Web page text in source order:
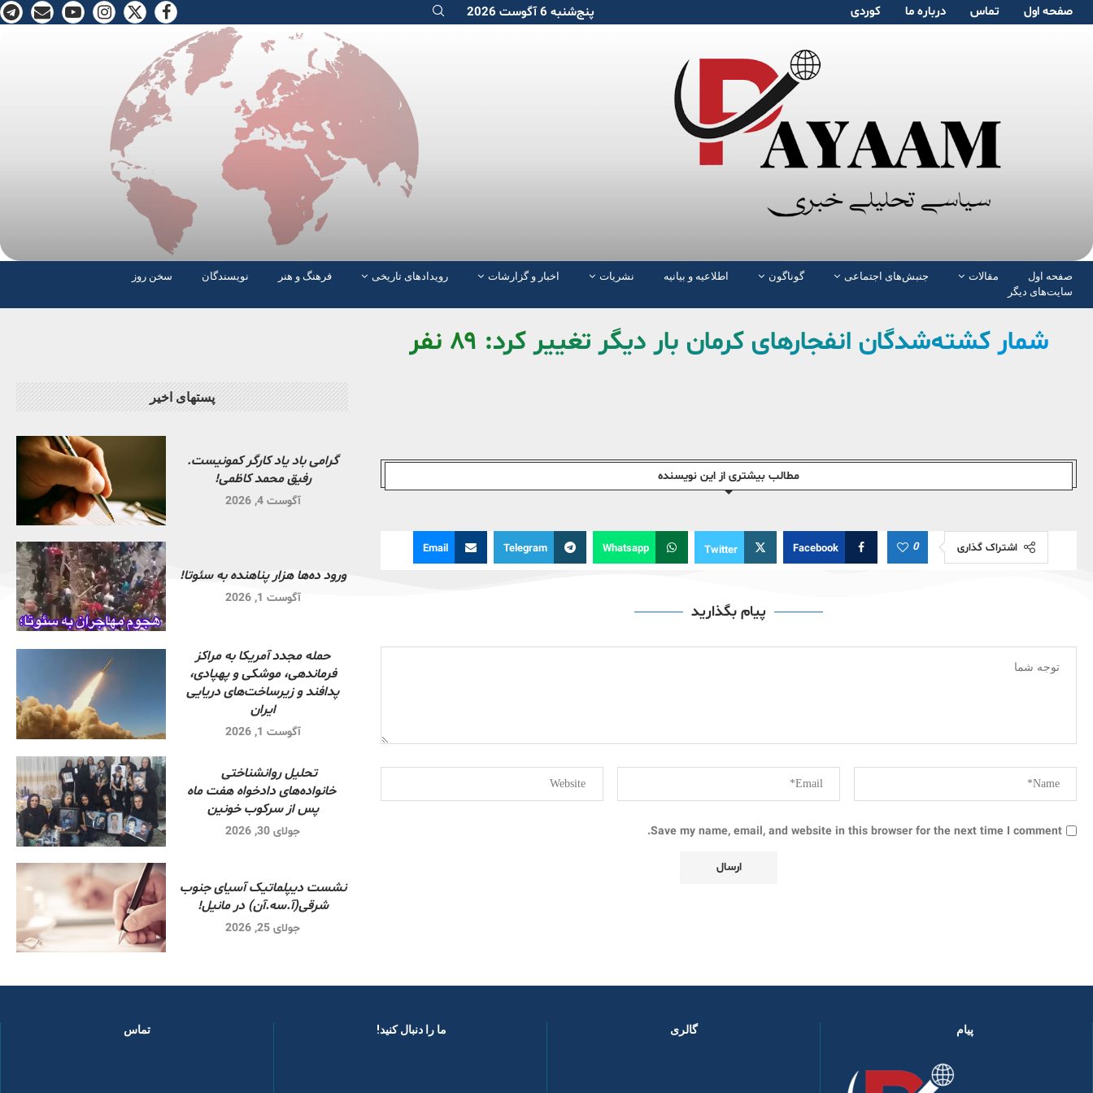
صفحە اول تماس دربارە ما کوردی پنج‌شنبه 6 آگوست 2026
صفحە اول مقالات جنبش‌های اجتماعی گوناگون اطلاعیه و بیانیه نشریات اخبار و گزارشات رویدادهای تاریخی فرهنگ و هنر نویسندگان
سخن روز
سایت‌های دیگر
شمار کشته‌شدگان انفجارهای کرمان بار دیگر تغییر کرد: ۸۹ نفر
مطالب بیشتری از این نویسندە
اشتراک گذاری 0
Facebook
Twitter
Whatsapp
Telegram
Email
پیام بگذارید
Save my name, email, and website in this browser for the next time I comment.
پستهای اخیر
گرامی باد یاد کارگر کمونیست.
رفیق محمد کاظمی!
آگوست 4, 2026
ورود ده‌ها هزار پناهنده به سئوتا!
آگوست 1, 2026
حمله مجدد آمریکا به مراکز
فرماندهی، موشکی و پهپادی،
پدافند و زیرساخت‌های دریایی
ایران
آگوست 1, 2026
تحلیل روانشناختی
خانواده‌های دادخواه هفت ماه
پس از سرکوب خونین
جولای 30, 2026
نشست دیپلماتیک آسیای جنوب
شرقی‌(آ.سه.آن) در مانیل!
جولای 25, 2026
پیام گالری ما را دنبال کنید! ​ تماس